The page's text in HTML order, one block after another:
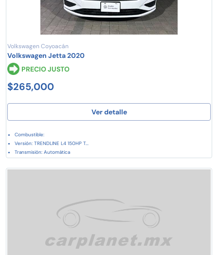
Volkswagen Coyoacán
Volkswagen Jetta 2020
PRECIO JUSTO
$265,000
Ver detalle
Combustible:
Versión: TRENDLINE L4 150HP T...
Transmisión: Automática